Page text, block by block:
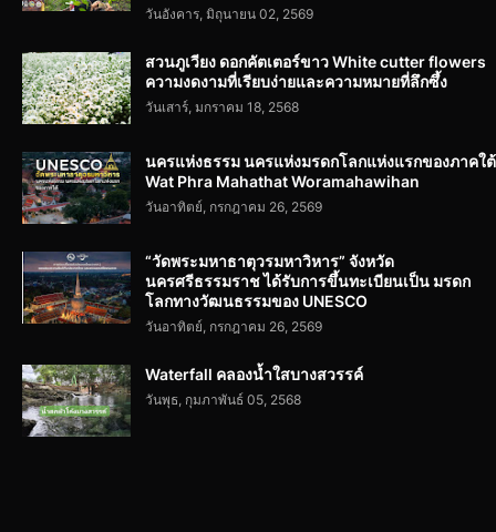
วันอังคาร, มิถุนายน 02, 2569
สวนภูเวียง ดอกคัตเตอร์ขาว White cutter flowers
ความงดงามที่เรียบง่ายและความหมายที่ลึกซึ้ง
วันเสาร์, มกราคม 18, 2568
นครแห่งธรรม นครแห่งมรดกโลกแห่งแรกของภาคใต้
Wat Phra Mahathat Woramahawihan
วันอาทิตย์, กรกฎาคม 26, 2569
“วัดพระมหาธาตุวรมหาวิหาร” จังหวัด
นครศรีธรรมราช ได้รับการขึ้นทะเบียนเป็น มรดก
โลกทางวัฒนธรรมของ UNESCO
วันอาทิตย์, กรกฎาคม 26, 2569
Waterfall คลองน้ำใสบางสวรรค์
วันพุธ, กุมภาพันธ์ 05, 2568